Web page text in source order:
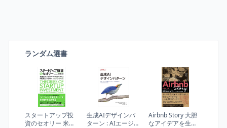
ランダム選書
スタートアップ投
資のセオリー 米国
生成AIデザインパ
ターン : AIエージェ
Airbnb Story 大胆
なアイデアを生